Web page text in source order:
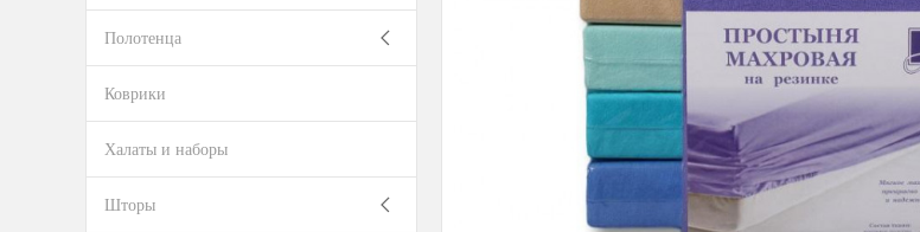
Полотенца
Коврики
Халаты и наборы
Шторы